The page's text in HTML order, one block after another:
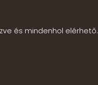
és mindenhol elérhető.